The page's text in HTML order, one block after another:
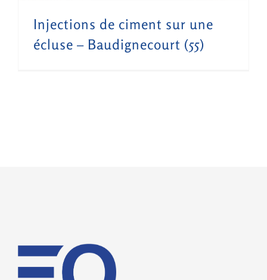
Injections de ciment sur une
écluse – Baudignecourt (55)